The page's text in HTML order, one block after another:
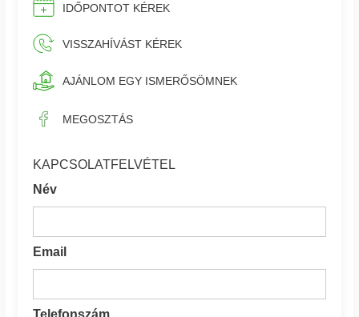
IDŐPONTOT KÉREK
VISSZAHÍVÁST KÉREK
AJÁNLOM EGY ISMERŐSÖMNEK
MEGOSZTÁS
KAPCSOLATFELVÉTEL
Név
Email